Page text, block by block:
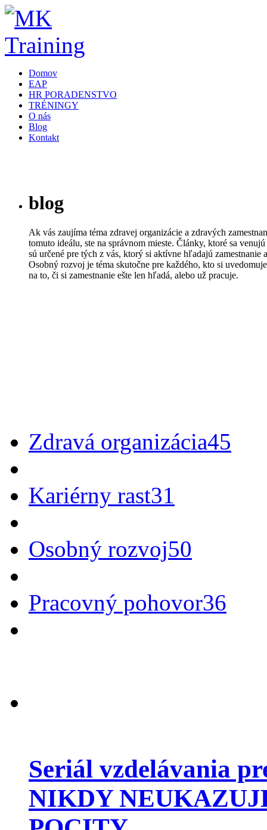
Domov
EAP
HR PORADENSTVO
TRÉNINGY
O nás
Blog
Kontakt
blog
Ak vás zaujíma téma zdravej organizácie a zdravých
tomuto ideálu, ste na správnom mieste. Články, ktoré sa
sú určené pre tých z vás, ktorý si aktívne hľadajú zamestnanie
Osobný rozvoj je téma skutočne pre každého, kto si
na to, či si zamestnanie ešte len hľadá, alebo už pracuje.
Zdravá organizácia45
Kariérny rast31
Osobný rozvoj50
Pracovný pohovor36
Seriál vzdelávania
NIKDY